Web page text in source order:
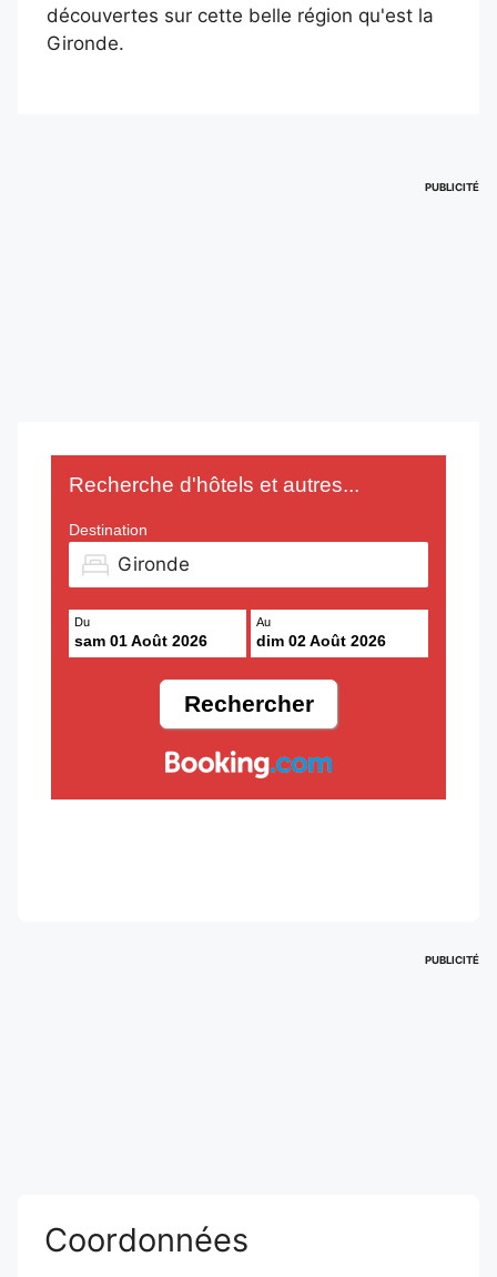
découvertes sur cette belle région qu'est la
Gironde.
PUBLICITÉ
Recherche d'hôtels et autres...
Destination
Du
sam 01 Août 2026
Au
dim 02 Août 2026
PUBLICITÉ
Coordonnées